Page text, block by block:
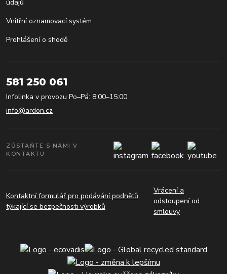
údajů
Vnitřní oznamovací systém
Prohlášení o shodě
581 250 061
Infolinka v provozu Po–Pá: 8:00–15:00
info@ardon.cz
ZŮSTAŇTE S NÁMI V
KONTAKTU
Kontaktní formulář pro podávání podnětů
týkající se bezpečnosti výrobků
Vrácení a
odstoupení od
smlouvy